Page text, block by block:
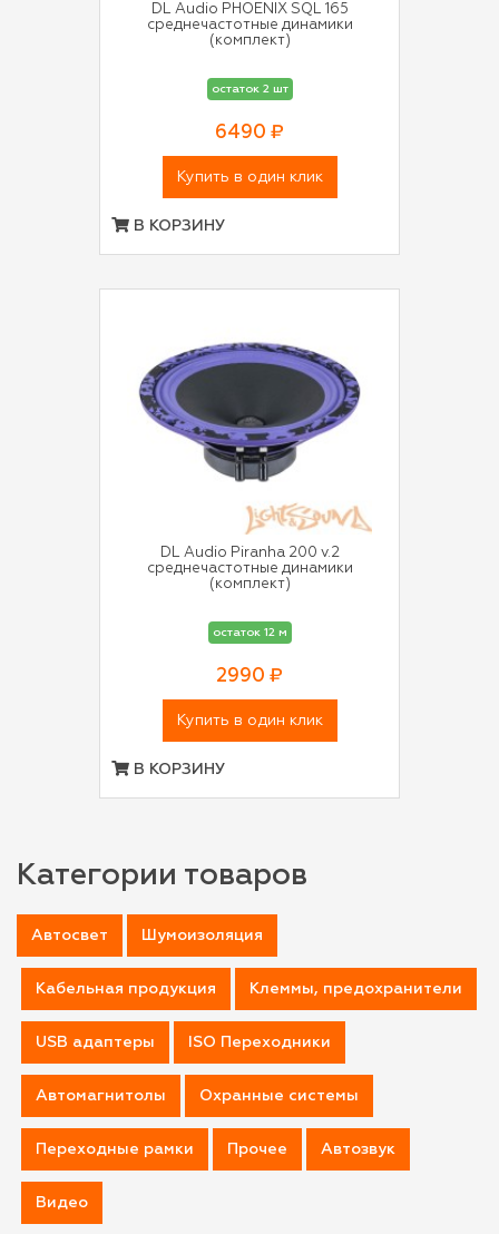
DL Audio PHOENIX SQL 165
среднечастотные динамики
(комплект)
остаток 2 шт
6490 ₽
Купить в один клик
В КОРЗИНУ
DL Audio Piranha 200 v.2
среднечастотные динамики
(комплект)
остаток 12 м
2990 ₽
Купить в один клик
В КОРЗИНУ
Категории товаров
Автосвет Шумоизоляция
Кабельная продукция Клеммы, предохранители
USB адаптеры ISO Переходники
Автомагнитолы Охранные системы
Переходные рамки Прочее Автозвук
Видео